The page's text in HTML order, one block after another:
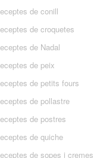
de conill
de croquetes
de Nadal
de peix
de petits fours
de pollastre
de postres
de quiche
de sopes i cremes